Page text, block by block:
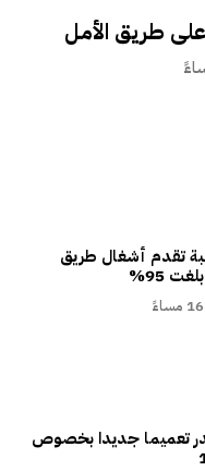
طريق الأمل
تقدم أشغال طريق
95%
تعميما جديدا بخصوص